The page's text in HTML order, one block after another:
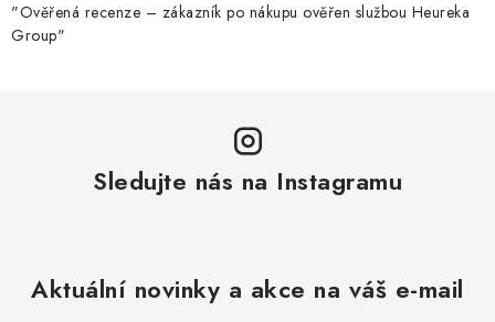
"Ověřená recenze – zákazník po nákupu ověřen službou Heureka
Group"
Sledujte nás na Instagramu
Aktuální novinky a akce na váš e-mail